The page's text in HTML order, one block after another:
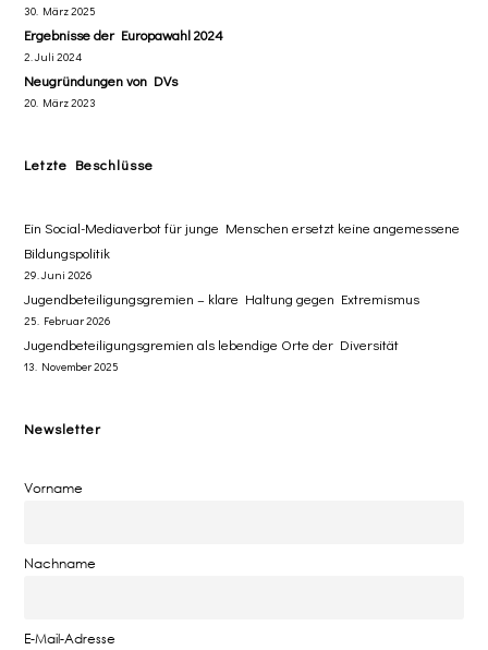
30. März 2025
Ergebnisse der Europawahl 2024
2. Juli 2024
Neugründungen von DVs
20. März 2023
Letzte Beschlüsse
​Ein Social-Mediaverbot für junge Menschen ersetzt ​keine angemessene
Bildungspolitik
29. Juni 2026
Jugendbeteiligungsgremien – klare Haltung gegen Extremismus
25. Februar 2026
Jugendbeteiligungsgremien als lebendige Orte der Diversität
13. November 2025
Newsletter
Vorname
Nachname
E-Mail-Adresse